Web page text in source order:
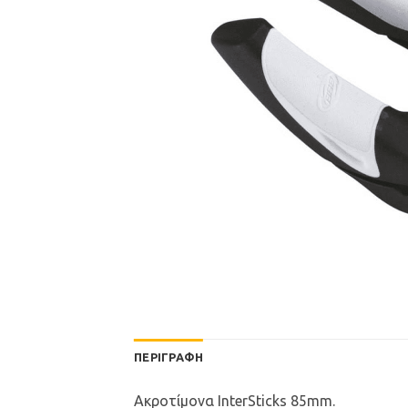
ΠΕΡΙΓΡΑΦΉ
Ακροτίμονα InterSticks 85mm.